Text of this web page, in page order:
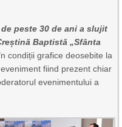
peste 30 de ani a slujit
Baptistă „Sfânta
condiții grafice deosebite la
fiind prezent chiar
evenimentului a